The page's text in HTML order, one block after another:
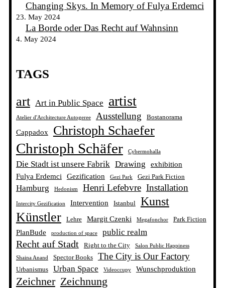
Changing Skys. In Memory of Fulya Erdemci
23. May 2024
La Borde oder Das Recht auf Wahnsinn
4. May 2024
TAGS
art Art in Public Space artist
Atelier d'Architecture Autogeree Ausstellung Bostanorama
Cappadox Christoph Schaefer
Christoph Schäfer Cybermohalla
Die Stadt ist unsere Fabrik Drawing
exhibition
Fulya Erdemci
Gezification Gezi Park Gezi Park Fiction
Hamburg Hedonism Henri Lefebvre Installation
Intercity Gezification Intervention Istanbul Kunst
Künstler Lehre Margit Czenki Megafonchor Park Fiction
PlanBude production of space public realm
Recht auf Stadt Right to the City Salon Public Happiness
Shaina Anand Spector Books The City is Our Factory
Urbanismus Urban Space Videoccupy Wunschproduktion
Zeichner Zeichnung